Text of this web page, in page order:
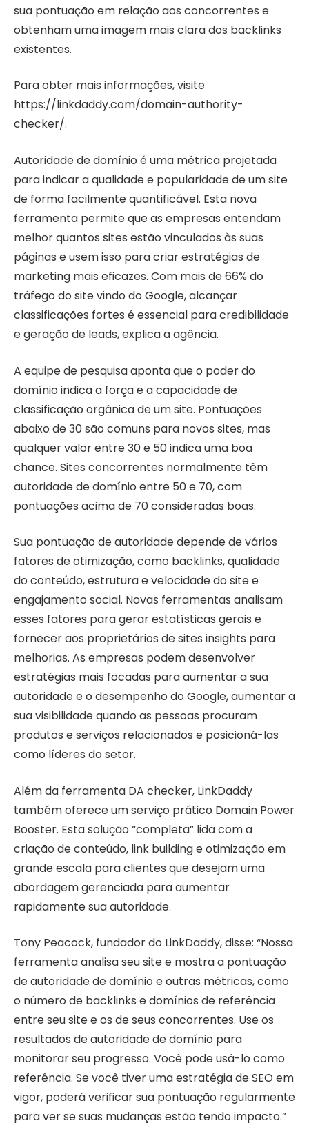
sua pontuação em relação aos concorrentes e
obtenham uma imagem mais clara dos backlinks
existentes.
Para obter mais informações, visite
https://linkdaddy.com/domain-authority-
checker/.
Autoridade de domínio é uma métrica projetada
para indicar a qualidade e popularidade de um site
de forma facilmente quantificável. Esta nova
ferramenta permite que as empresas entendam
melhor quantos sites estão vinculados às suas
páginas e usem isso para criar estratégias de
marketing mais eficazes. Com mais de 66% do
tráfego do site vindo do Google, alcançar
classificações fortes é essencial para credibilidade
e geração de leads, explica a agência.
A equipe de pesquisa aponta que o poder do
domínio indica a força e a capacidade de
classificação orgânica de um site. Pontuações
abaixo de 30 são comuns para novos sites, mas
qualquer valor entre 30 e 50 indica uma boa
chance. Sites concorrentes normalmente têm
autoridade de domínio entre 50 e 70, com
pontuações acima de 70 consideradas boas.
Sua pontuação de autoridade depende de vários
fatores de otimização, como backlinks, qualidade
do conteúdo, estrutura e velocidade do site e
engajamento social. Novas ferramentas analisam
esses fatores para gerar estatísticas gerais e
fornecer aos proprietários de sites insights para
melhorias. As empresas podem desenvolver
estratégias mais focadas para aumentar a sua
autoridade e o desempenho do Google, aumentar a
sua visibilidade quando as pessoas procuram
produtos e serviços relacionados e posicioná-las
como líderes do setor.
Além da ferramenta DA checker, LinkDaddy
também oferece um serviço prático Domain Power
Booster. Esta solução “completa” lida com a
criação de conteúdo, link building e otimização em
grande escala para clientes que desejam uma
abordagem gerenciada para aumentar
rapidamente sua autoridade.
Tony Peacock, fundador do LinkDaddy, disse: “Nossa
ferramenta analisa seu site e mostra a pontuação
de autoridade de domínio e outras métricas, como
o número de backlinks e domínios de referência
entre seu site e os de seus concorrentes. Use os
resultados de autoridade de domínio para
monitorar seu progresso. Você pode usá-lo como
referência. Se você tiver uma estratégia de SEO em
vigor, poderá verificar sua pontuação regularmente
para ver se suas mudanças estão tendo impacto.”